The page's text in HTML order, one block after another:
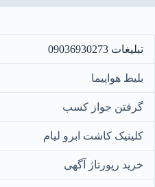
تبلیغات 09036930273
بلیط هواپیما
گرفتن جواز کسب
کلینیک کاشت ابرو لیام
خرید رپورتاژ آگهی